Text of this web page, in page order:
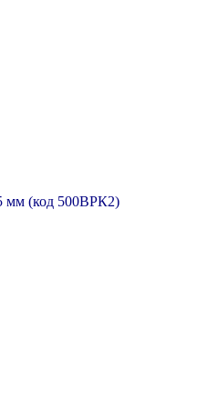
мм (код 500ВРК2)